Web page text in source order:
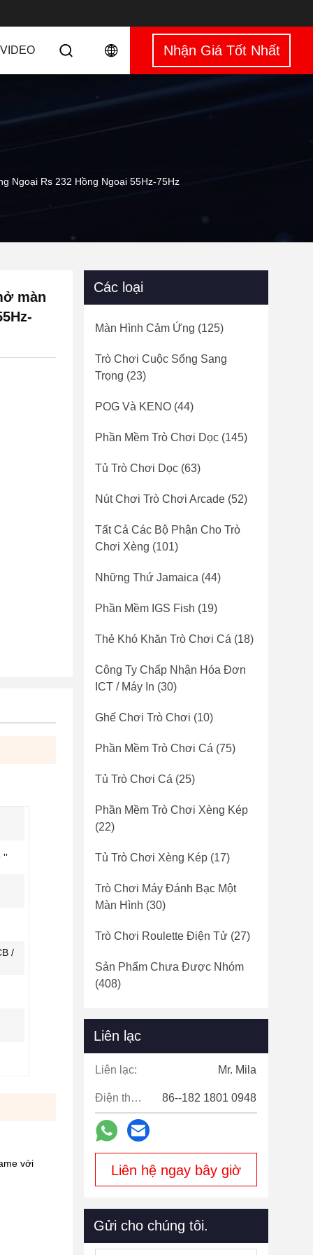
VIDEO Nhận Giá Tốt Nhất
Ngoại Rs 232 Hồng Ngoại 55Hz-75Hz
màn
''
/
với
Các loại
Màn Hình Cảm Ứng (125)
Trò Chơi Cuộc Sống Sang
Trọng (23)
POG Và KENO (44)
Phần Mềm Trò Chơi Dọc (145)
Tủ Trò Chơi Dọc (63)
Nút Chơi Trò Chơi Arcade (52)
Tất Cả Các Bộ Phận Cho Trò
Chơi Xèng (101)
Những Thứ Jamaica (44)
Phần Mềm IGS Fish (19)
Thẻ Khó Khăn Trò Chơi Cá (18)
Công Ty Chấp Nhận Hóa Đơn
ICT / Máy In (30)
Ghế Chơi Trò Chơi (10)
Phần Mềm Trò Chơi Cá (75)
Tủ Trò Chơi Cá (25)
Phần Mềm Trò Chơi Xèng Kép
(22)
Tủ Trò Chơi Xèng Kép (17)
Trò Chơi Máy Đánh Bạc Một
Màn Hình (30)
Trò Chơi Roulette Điện Tử (27)
Sản Phẩm Chưa Được Nhóm
(408)
Liên lạc
Liên lạc: Mr. Mila
Điện thoại: 86--182 1801 0948
Liên hệ ngay bây giờ
Gửi cho chúng tôi.